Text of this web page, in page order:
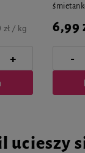
zł / kg
+
6,99
-
ucieszy